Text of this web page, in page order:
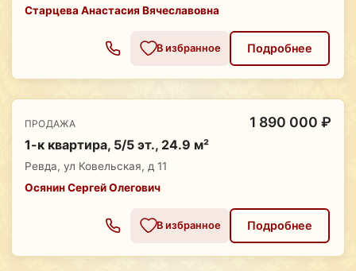
Старцева Анастасия Вячеславовна
В избранное Подробнее
ПРОДАЖА 1 890 000 ₽
1-к квартира, 5/5 эт., 24.9 м²
Ревда, ул Ковельская, д 11
Осянин Сергей Олегович
В избранное Подробнее